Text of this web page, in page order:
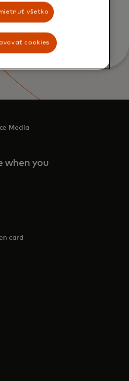
Media
when you
card
a new tab
všetko
cookies